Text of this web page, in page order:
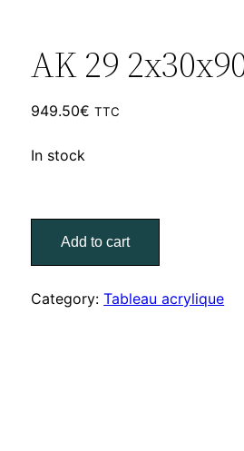
AK 29
949.50€ TTC
In stock
quantity
Add to cart
Category:Tableau acrylique